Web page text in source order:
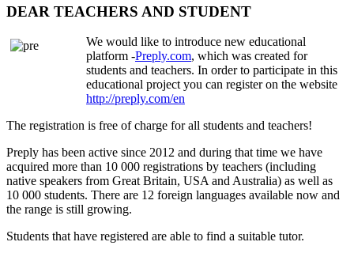
DEAR TEACHERS AND STUDENT
We would like to introduce new educational
platform -Preply.com, which was created for
students and teachers. In order to participate in this
educational project you can register on the website
http://preply.com/en
The registration is free of charge for all students and teachers!
Preply has been active since 2012 and during that time we have
acquired more than 10 000 registrations by teachers (including
native speakers from Great Britain, USA and Australia) as well as
10 000 students. There are 12 foreign languages available now and
the range is still growing.
Students that have registered are able to find a suitable tutor.